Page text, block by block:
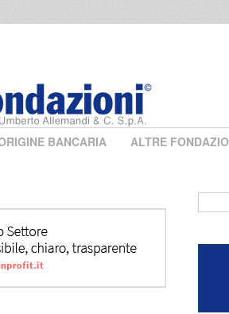
BANCARIA ALTRE